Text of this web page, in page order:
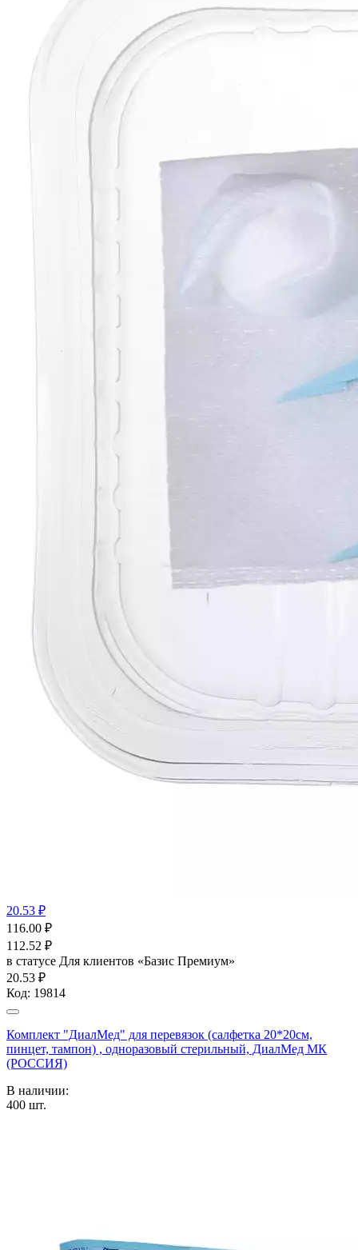
20.53 ₽
116.00 ₽
112.52 ₽
в статусе Для клиентов «Базис Премиум»
20.53 ₽
Код: 19814
Комплект "ДиалМед" для перевязок (салфетка 20*20см,
пинцет, тампон) , одноразовый стерильный, ДиалМед МК
(РОССИЯ)
В наличии:
400 шт.